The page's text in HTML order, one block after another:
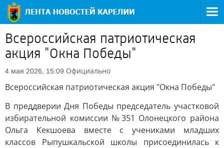
Всероссийская патриотическая
акция "Окна Победы"
4 мая 2026, 15:09 Официально
Всероссийская патриотическая акция "Окна Победы"
В преддверии Дня Победы председатель участковой
избирательной комиссии №351 Олонецкого района
Ольга Кекшоева вместе с учениками младших
классов Рыпушкальской школы присоединилась к